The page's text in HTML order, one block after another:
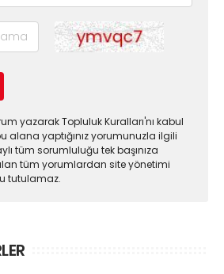
yazarak Topluluk Kuralları'nı kabul
alana yaptığınız yorumunuzla ilgili
tüm sorumluluğu tek başınıza
tüm yorumlardan site yönetimi
tutulamaz.